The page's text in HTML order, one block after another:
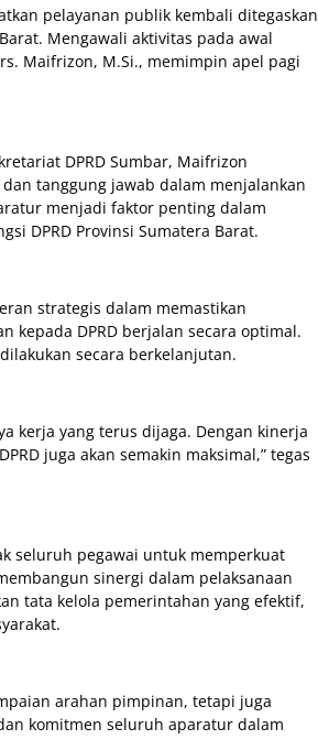
pelayanan publik kembali ditegaskan
Mengawali aktivitas pada awal
Maifrizon, M.Si., memimpin apel pagi
DPRD Sumbar, Maifrizon
tanggung jawab dalam menjalankan
menjadi faktor penting dalam
DPRD Provinsi Sumatera Barat.
strategis dalam memastikan
kepada DPRD berjalan secara optimal.
secara berkelanjutan.
kerja yang terus dijaga. Dengan kinerja
juga akan semakin maksimal,” tegas
seluruh pegawai untuk memperkuat
sinergi dalam pelaksanaan
tata kelola pemerintahan yang efektif,
arahan pimpinan, tetapi juga
komitmen seluruh aparatur dalam